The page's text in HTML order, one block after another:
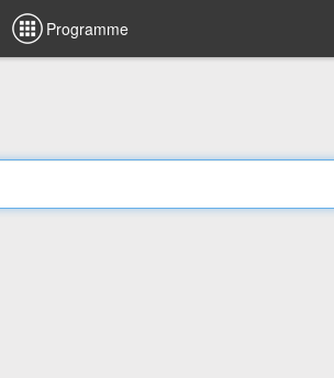
Programme